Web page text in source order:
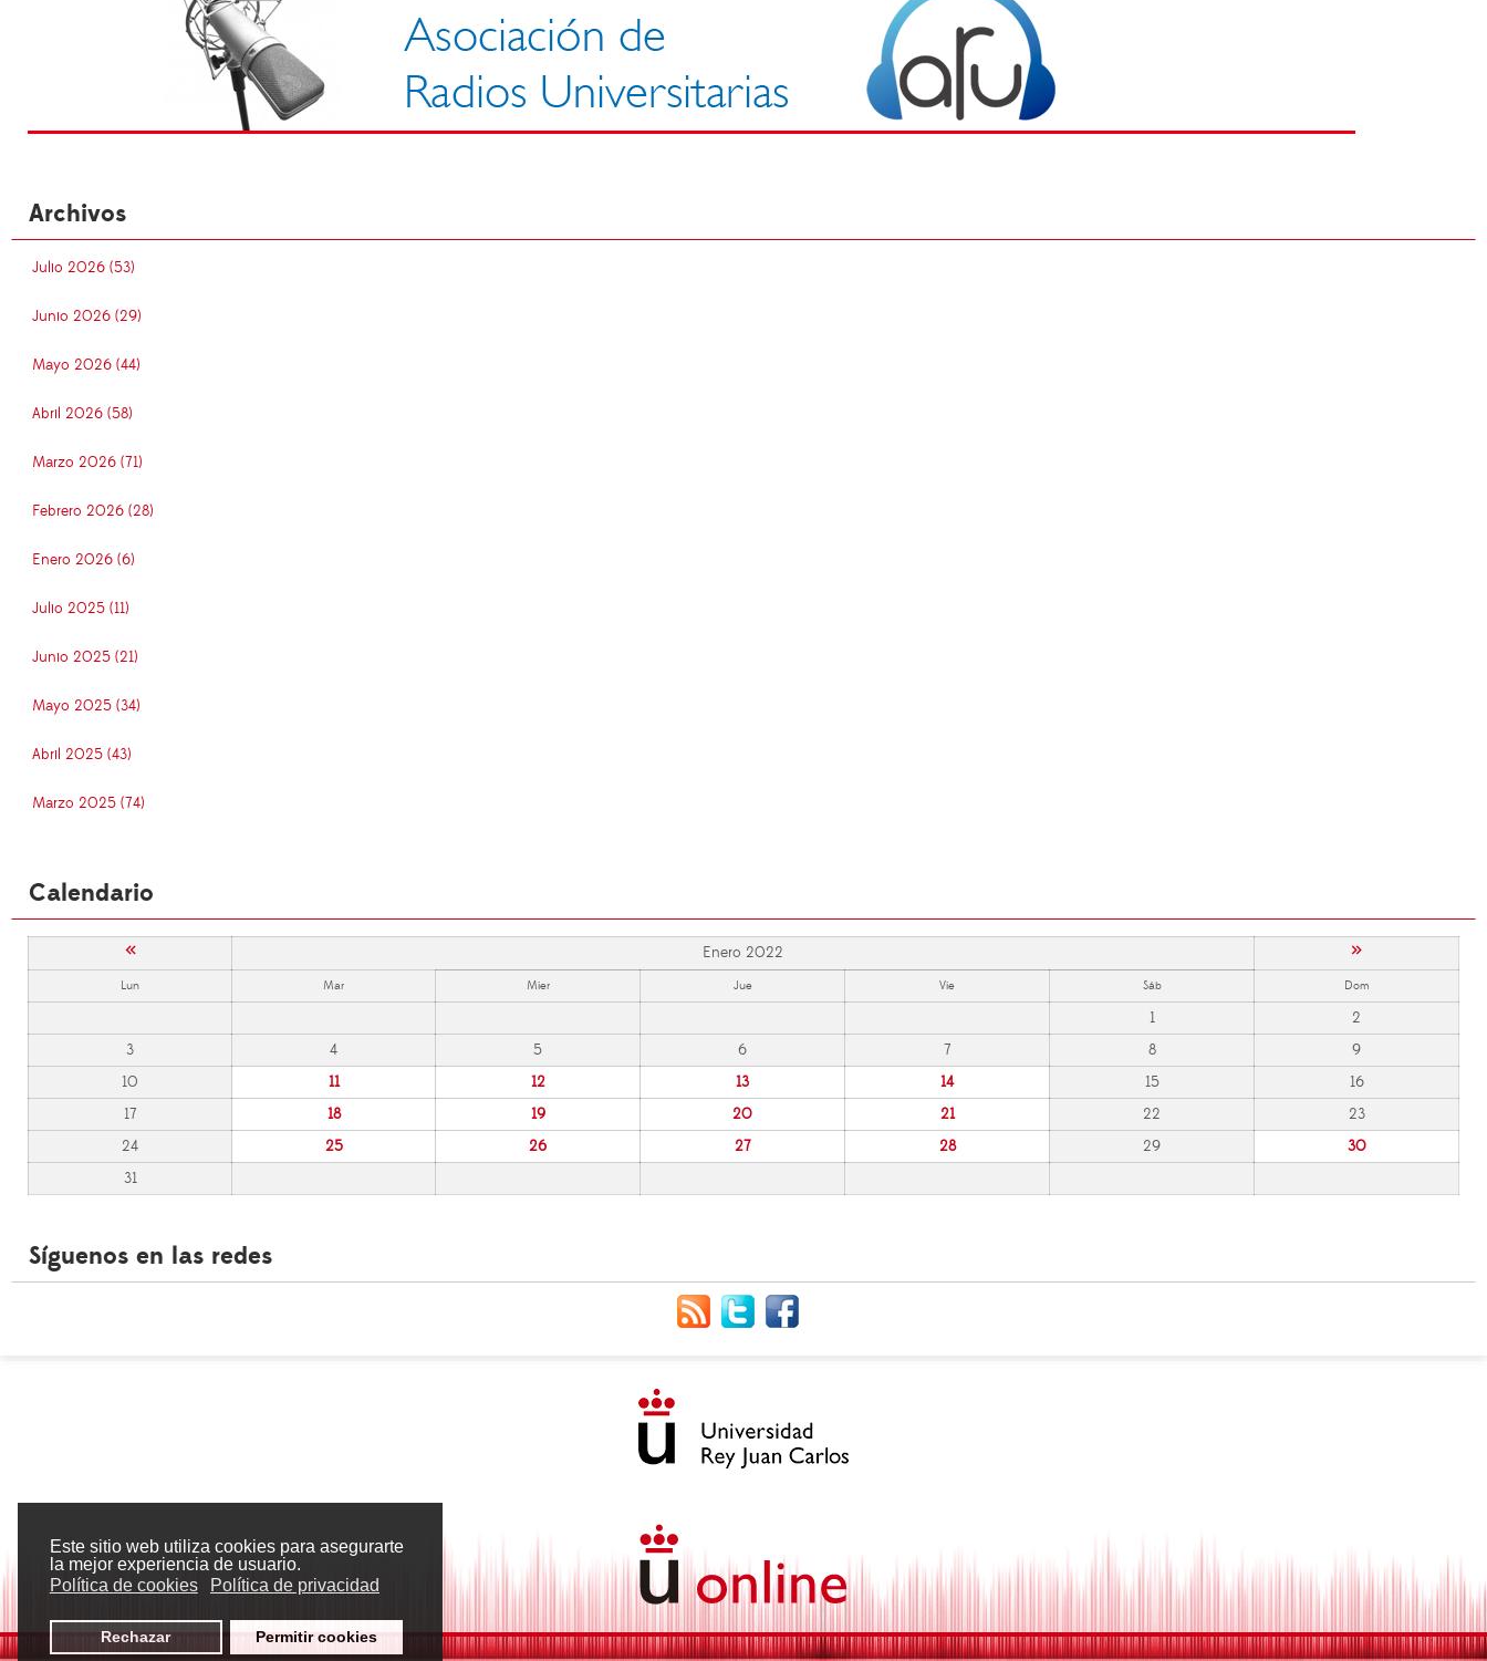
Este sitio web utiliza cookies para asegurarte
la mejor experiencia de usuario.
Política de cookies
Política de privacidad
Rechazar Permitir cookies
Archivos
Julio 2026 (53)
Junio 2026 (29)
Mayo 2026 (44)
Abril 2026 (58)
Marzo 2026 (71)
Febrero 2026 (28)
Enero 2026 (6)
Julio 2025 (11)
Junio 2025 (21)
Mayo 2025 (34)
Abril 2025 (43)
Marzo 2025 (74)
Calendario
« Enero 2022 »
Lun Mar Mier Jue Vie Sáb Dom
1
2
3
4 5 6 7 8
9
10
11 12 13 14 15
16
17
18 19 20 21 22
23
24
25 26 27 28 29
30
31
Síguenos en las redes